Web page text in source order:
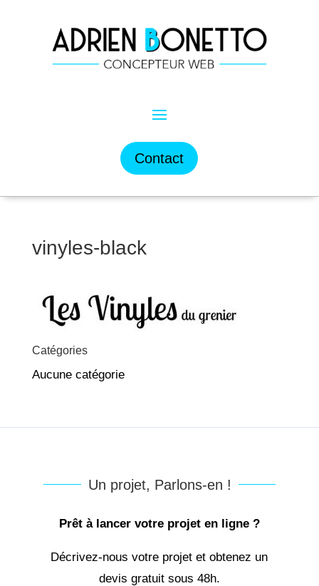
Contact
vinyles-black
Catégories
Aucune catégorie
Un projet, Parlons-en !
Prêt à lancer votre projet en ligne ?
Décrivez-nous votre projet et obtenez un
devis gratuit sous 48h.